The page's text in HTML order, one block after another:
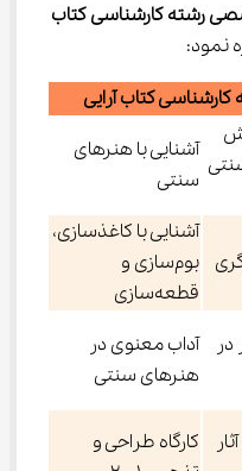
رشته کارشناسی کتاب
کتاب آرایی
آشنایی با هنرهای
سنتی
آشنایی با کاغذسازی،
بوم‌سازی و
قطعه‌سازی
در
آداب معنوی در
هنرهای سنتی
کارگاه طراحی و